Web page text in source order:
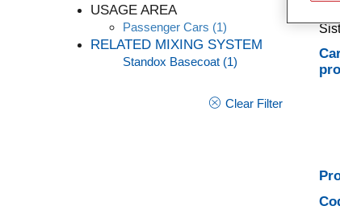
USAGE AREA
Passenger Cars (1)
RELATED MIXING SYSTEM
Standox Basecoat (1)
Clear Filter